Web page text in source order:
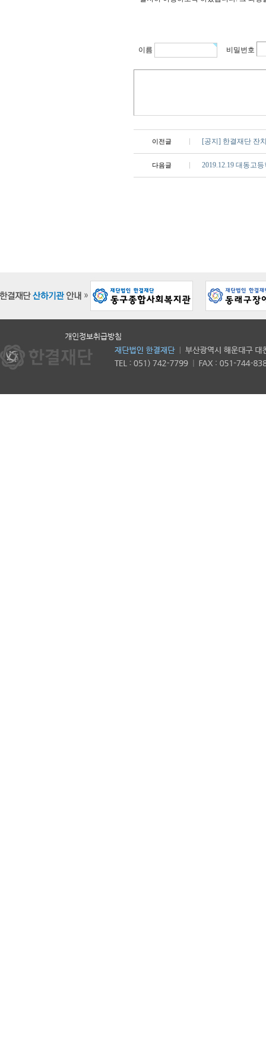
이름 비밀번호
이전글 [공지] 한결재단 잔
다음글 2019.12.19 대동고
개인정보취급방침